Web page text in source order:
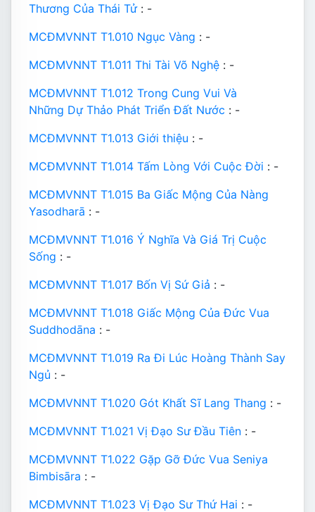
Thương Của Thái Tử : -
MCĐMVNNT T1.010 Ngục Vàng : -
MCĐMVNNT T1.011 Thi Tài Võ Nghệ : -
MCĐMVNNT T1.012 Trong Cung Vui Và
Những Dự Thảo Phát Triển Đất Nước : -
MCĐMVNNT T1.013 Giới thiệu : -
MCĐMVNNT T1.014 Tấm Lòng Với Cuộc Đời : -
MCĐMVNNT T1.015 Ba Giấc Mộng Của Nàng
Yasodharā : -
MCĐMVNNT T1.016 Ý Nghĩa Và Giá Trị Cuộc
Sống : -
MCĐMVNNT T1.017 Bốn Vị Sứ Giả : -
MCĐMVNNT T1.018 Giấc Mộng Của Đức Vua
Suddhodāna : -
MCĐMVNNT T1.019 Ra Đi Lúc Hoàng Thành Say
Ngủ : -
MCĐMVNNT T1.020 Gót Khất Sĩ Lang Thang : -
MCĐMVNNT T1.021 Vị Đạo Sư Đầu Tiên : -
MCĐMVNNT T1.022 Gặp Gỡ Đức Vua Seniya
Bimbisāra : -
MCĐMVNNT T1.023 Vị Đạo Sư Thứ Hai : -